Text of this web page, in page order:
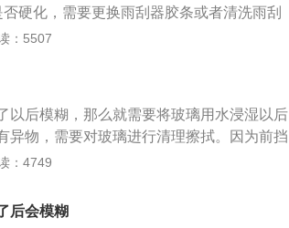
硬化，需要更换雨刮器胶条或者清洗雨刮
扳手夹住雨刮器，然后缓慢地翻滚，调整
雨刮片；3、拆下雨刮片；4、将新雨刮片
：5507
以后模糊，那么就需要将玻璃用水浸湿以后
异物，需要对玻璃进行清理擦拭。因为前挡
土灰尘接触的，因此容易在上面形成污
时候，就要将玻璃上的杂质给清理干净，
璃清洁剂进行清洁，从而溶解油膜，就不会
：4749
后会模糊